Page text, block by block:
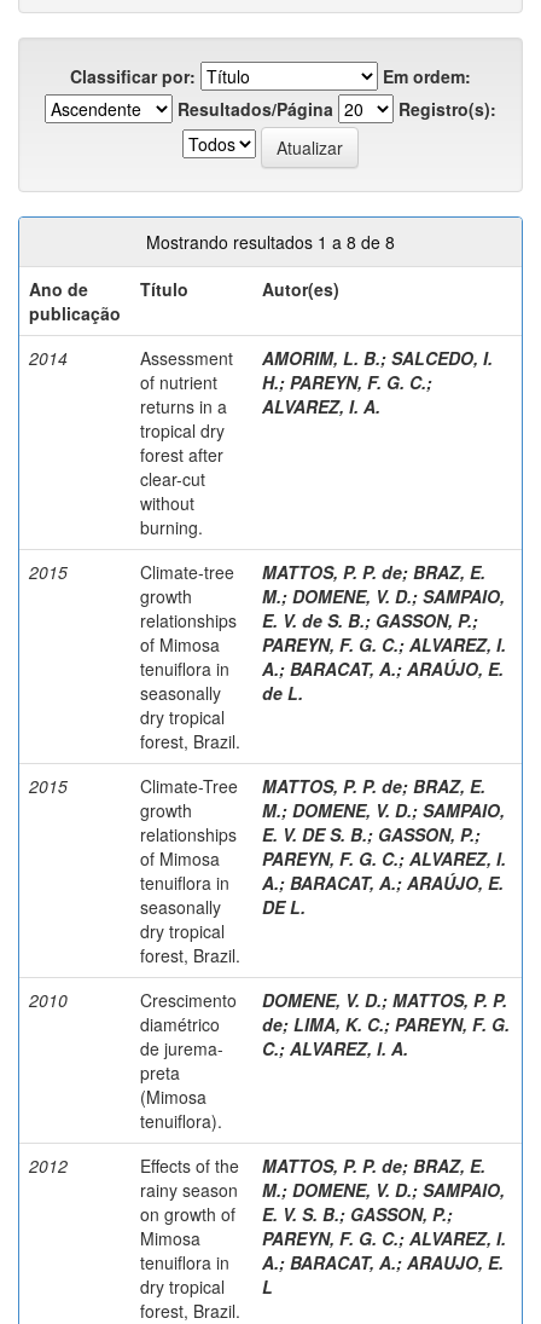
Classificar por:
Em ordem:
Resultados/Página
Registro(s):
Mostrando resultados 1 a 8 de 8
Ano de
publicação
Título Autor(es)
2014
Assessment
of nutrient
returns in a
tropical dry
forest after
clear-cut
without
burning.
AMORIM, L. B.; SALCEDO, I.
H.; PAREYN, F. G. C.;
ALVAREZ, I. A.
2015
Climate-tree
growth
relationships
of Mimosa
tenuiflora in
seasonally
dry tropical
forest, Brazil.
MATTOS, P. P. de; BRAZ, E.
M.; DOMENE, V. D.; SAMPAIO,
E. V. de S. B.; GASSON, P.;
PAREYN, F. G. C.; ALVAREZ, I.
A.; BARACAT, A.; ARAÚJO, E.
de L.
2015
Climate-Tree
growth
relationships
of Mimosa
tenuiflora in
seasonally
dry tropical
forest, Brazil.
MATTOS, P. P. de; BRAZ, E.
M.; DOMENE, V. D.; SAMPAIO,
E. V. DE S. B.; GASSON, P.;
PAREYN, F. G. C.; ALVAREZ, I.
A.; BARACAT, A.; ARAÚJO, E.
DE L.
2010
Crescimento
diamétrico
de jurema-
preta
(Mimosa
tenuiflora).
DOMENE, V. D.; MATTOS, P. P.
de; LIMA, K. C.; PAREYN, F. G.
C.; ALVAREZ, I. A.
2012
Effects of the
rainy season
on growth of
Mimosa
tenuiflora in
dry tropical
forest, Brazil.
MATTOS, P. P. de; BRAZ, E.
M.; DOMENE, V. D.; SAMPAIO,
E. V. S. B.; GASSON, P.;
PAREYN, F. G. C.; ALVAREZ, I.
A.; BARACAT, A.; ARAUJO, E.
L